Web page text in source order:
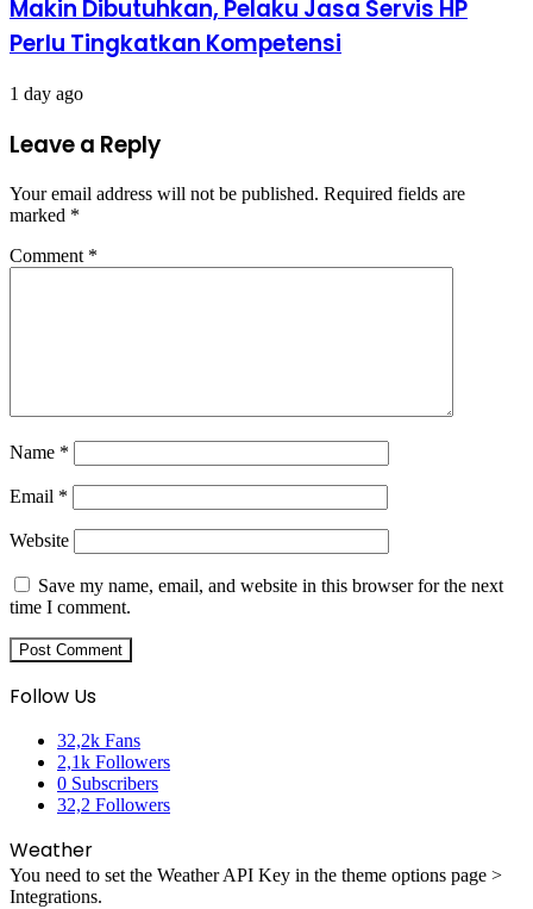
Makin Dibutuhkan, Pelaku Jasa Servis HP
Perlu Tingkatkan Kompetensi
1 day ago
Leave a Reply
Your email address will not be published. Required fields are
marked *
Comment *
Name *
Email *
Website
Save my name, email, and website in this browser for the next
time I comment.
Follow Us
32,2k Fans
2,1k Followers
0 Subscribers
32,2 Followers
Weather
You need to set the Weather API Key in the theme options page >
Integrations.